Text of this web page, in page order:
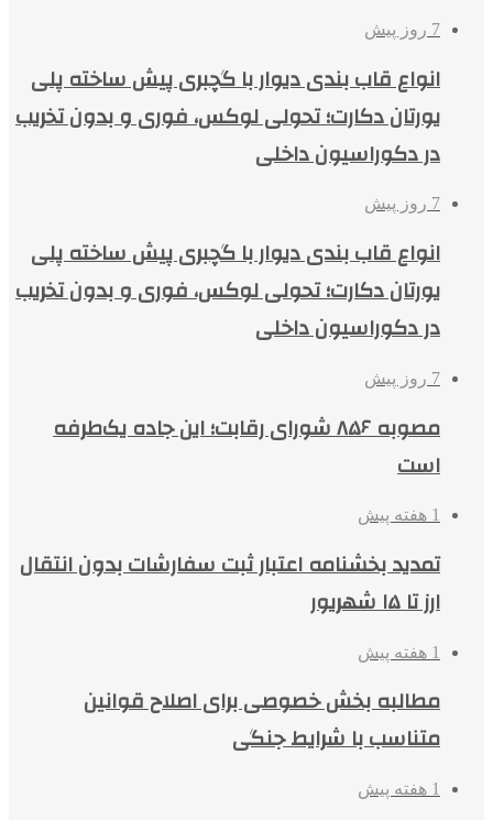
7 روز پیش
انواع قاب بندی دیوار با گچبری پیش ساخته پلی
یورتان دکارت؛ تحولی لوکس، فوری و بدون تخریب
در دکوراسیون داخلی
7 روز پیش
انواع قاب بندی دیوار با گچبری پیش ساخته پلی
یورتان دکارت؛ تحولی لوکس، فوری و بدون تخریب
در دکوراسیون داخلی
7 روز پیش
مصوبه ۸۵۶ شورای رقابت؛ این جاده یک‌طرفه
است
1 هفته پیش
تمدید بخشنامه اعتبار ثبت سفارشات بدون انتقال
ارز تا ۱۵ شهریور
1 هفته پیش
مطالبه بخش خصوصی برای اصلاح قوانین
متناسب با شرایط جنگی
1 هفته پیش